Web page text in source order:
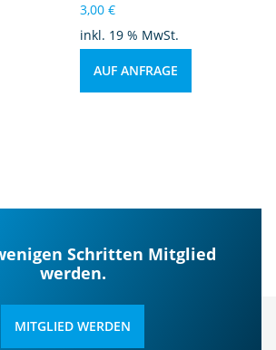
3,00€
inkl. 19 % MwSt.
AUF ANFRAGE
Schritten Mitglied
werden.
MITGLIED WERDEN